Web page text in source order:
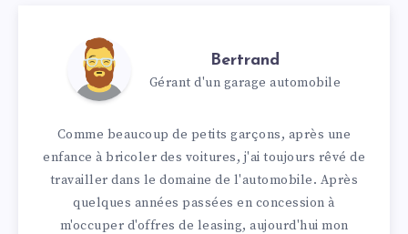
Bertrand
Gérant d'un garage automobile
Comme beaucoup de petits garçons, après une
enfance à bricoler des voitures, j'ai toujours rêvé de
travailler dans le domaine de l'automobile. Après
quelques années passées en concession à
m'occuper d'offres de leasing, aujourd'hui mon